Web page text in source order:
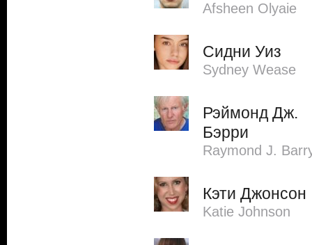
Afsheen Olyaie
Сидни Уиз
Sydney Wease
Рэймонд Дж.
Бэрри
Raymond J.
Кэти Джонсон
Katie Johnson